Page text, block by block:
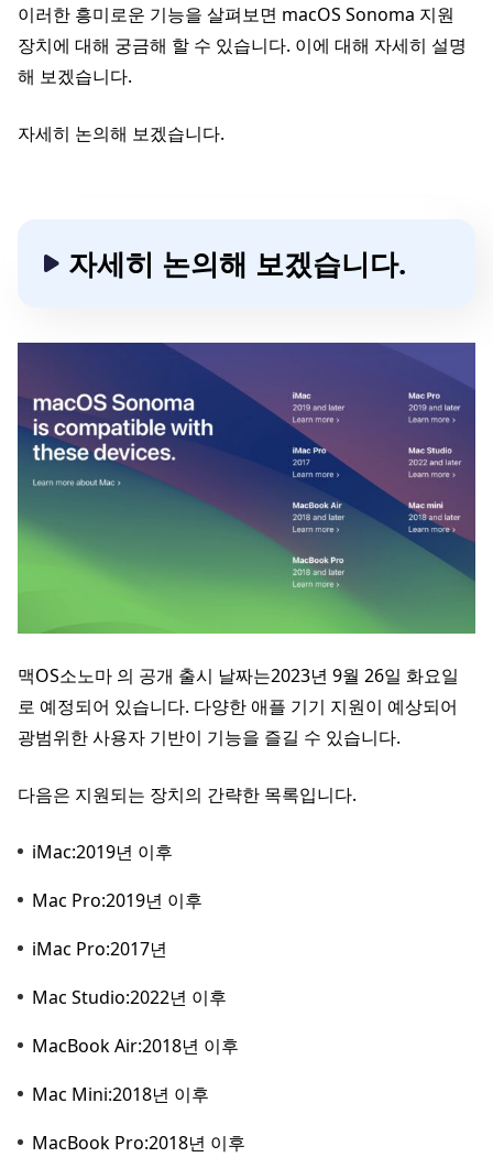
이러한 흥미로운 기능을 살펴보면 macOS Sonoma 지원
장치에 대해 궁금해 할 수 있습니다. 이에 대해 자세히 설명
해 보겠습니다.
자세히 논의해 보겠습니다.
자세히 논의해 보겠습니다.
맥OS소노마 의 공개 출시 날짜는2023년 9월 26일 화요일
로 예정되어 있습니다. 다양한 애플 기기 지원이 예상되어
광범위한 사용자 기반이 기능을 즐길 수 있습니다.
다음은 지원되는 장치의 간략한 목록입니다.
iMac:2019년 이후
Mac Pro:2019년 이후
iMac Pro:2017년
Mac Studio:2022년 이후
MacBook Air:2018년 이후
Mac Mini:2018년 이후
MacBook Pro:2018년 이후